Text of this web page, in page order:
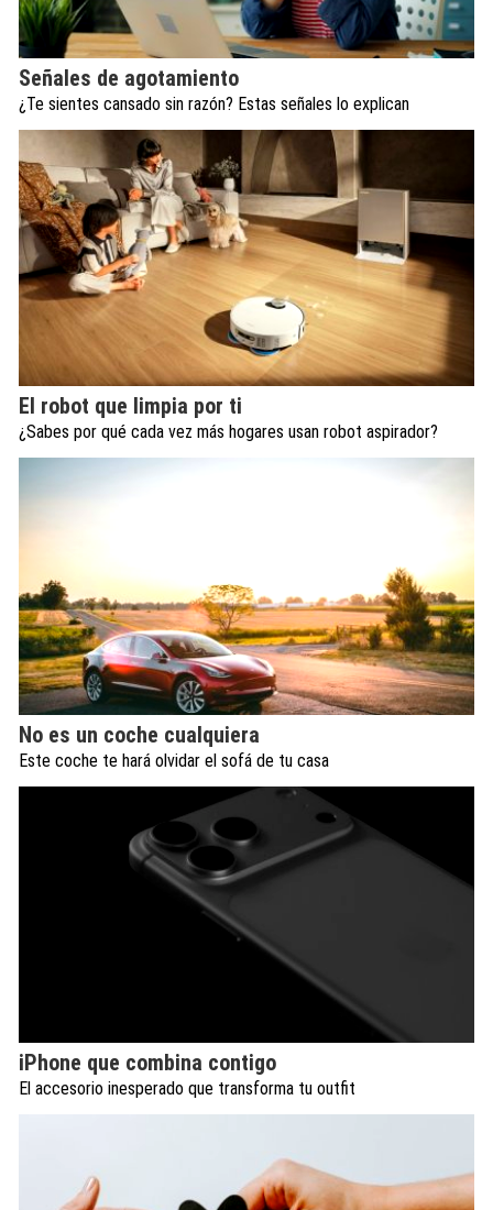
Señales de agotamiento
¿Te sientes cansado sin razón? Estas señales lo explican
El robot que limpia por ti
¿Sabes por qué cada vez más hogares usan robot aspirador?
No es un coche cualquiera
Este coche te hará olvidar el sofá de tu casa
iPhone que combina contigo
El accesorio inesperado que transforma tu outfit